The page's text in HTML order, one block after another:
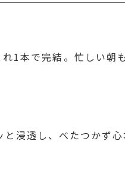
1本で完結。忙しい朝
浸透し、べたつかず心